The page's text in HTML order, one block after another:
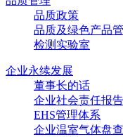
品质政策
品质及绿色产品
检测实验室
企业永续发展
董事长的话
企业社会责任报
EHS管理体系
企业温室气体盘